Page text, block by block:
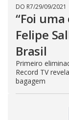
DO R7/29/09/2021
“Foi
Felipe
Brasil
Primeiro
Record TV
bagagem